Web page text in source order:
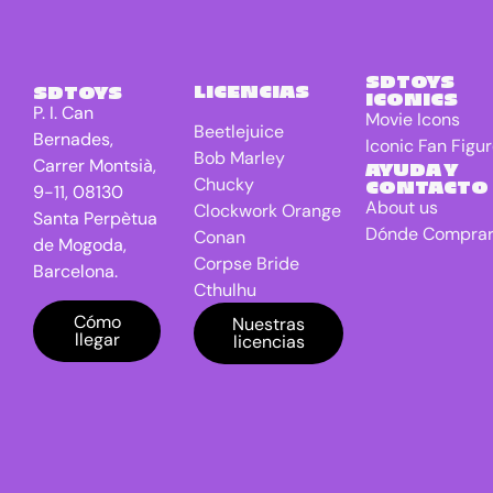
Réplica
Llaveros
Mantas 0
Mini figuras
64
Mochilas /
Bolsos
0
Movie Icons
Navidad
SDTOYS
P. I. Can
Bernades,
Carrer Montsià,
9-11, 08130
Santa Perpètua
de Mogoda,
Barcelona.
Cómo
llegar
LICENCIAS
Beetlejuice
Bob Marley
Chucky
Clockwork Orange
Conan
Corpse Bride
Cthulhu
DC Universe
Batman
Dragon Ball
Nuestras
licencias
SDTOYS
ICONICS
Movie Icons
Iconic Fan
AYUDA Y
CONTACTO
About us
Dónde Comprar